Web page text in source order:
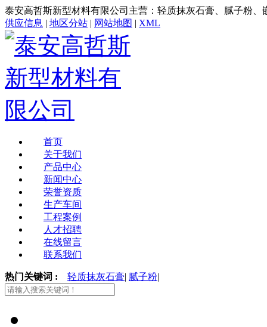
泰安高哲斯新型材料有限公司主营：轻质抹灰石膏、腻子粉
供应信息 | 地区分站 | 网站地图 | XML
首页
关于我们
产品中心
新闻中心
荣誉资质
生产车间
工程案例
人才招聘
在线留言
联系我们
热门关键词 : 轻质抹灰石膏| 腻子粉|